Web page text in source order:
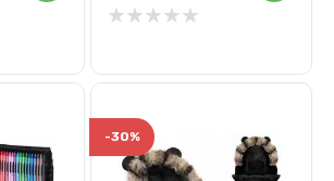
★★★★★
-30%